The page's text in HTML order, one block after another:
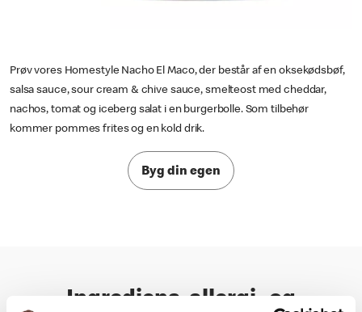
Prøv vores Homestyle Nacho El Maco, der består af en oksekødsbøf,
salsa sauce, sour cream & chive sauce, smelteost med cheddar,
nachos, tomat og iceberg salat i en burgerbolle. Som tilbehør
kommer pommes frites og en kold drik.
Byg din egen
Ingrediens, allergi- og